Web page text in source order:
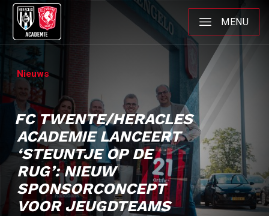
MENU
Nieuws
FC TWENTE/HERACLES
ACADEMIE LANCEERT
‘STEUNTJE OP DE
RUG’: NIEUW
SPONSORCONCEPT
VOOR JEUGDTEAMS